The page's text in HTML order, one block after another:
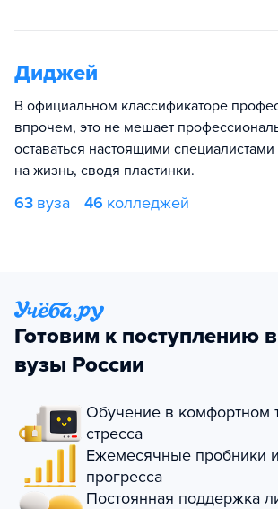
Диджей
В официальном классификаторе
впрочем, это не мешает
оставаться настоящими специалистами
на жизнь, сводя пластинки.
63 вуза 46 колледжей
Готовим к поступлению
вузы России
Обучение в комфортном
стресса
Ежемесячные пробники
прогресса
Постоянная поддержка